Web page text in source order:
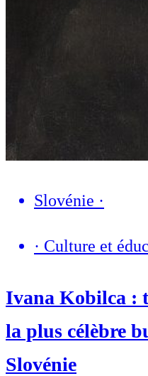
Slovénie ·
· Culture et
Ivana Kobilca :
la plus célèbre
Slovénie